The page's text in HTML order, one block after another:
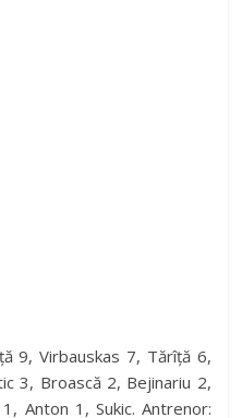
9, Virbauskas 7, Tărîță 6,
3, Broască 2, Bejinariu 2,
Anton 1, Sukic. Antrenor: